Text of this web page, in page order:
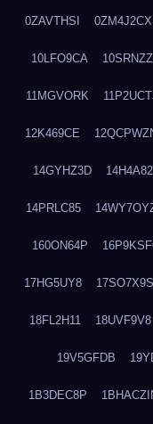
0ZAVTHSI 0ZM4J2CX
10LFO9CA
11MGVORK
12K469CE
14GYHZ3D
14PRLC85
160ON64P
17HG5UY8 17SO7X9S
18FL2H11 18UVF9V8
19V5GFDB
1B3DEC8P